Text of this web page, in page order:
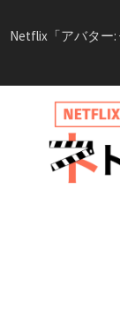
to
シ
Netflix映画「ボイ
イ
新決定
兄弟大騒動のコ
ー」がNetflixで